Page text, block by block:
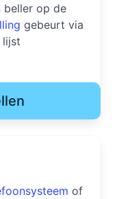
beller op de
gebeurt via
lijst
of